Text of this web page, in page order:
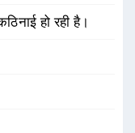
हो रही है।